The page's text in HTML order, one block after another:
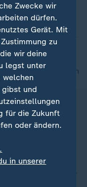
nach oben
Zwecke wir
dürfen.
Gerät. Mit
zu
wir deine
legst unter
gibst und
für die Zukunft
oder ändern.
in unserer